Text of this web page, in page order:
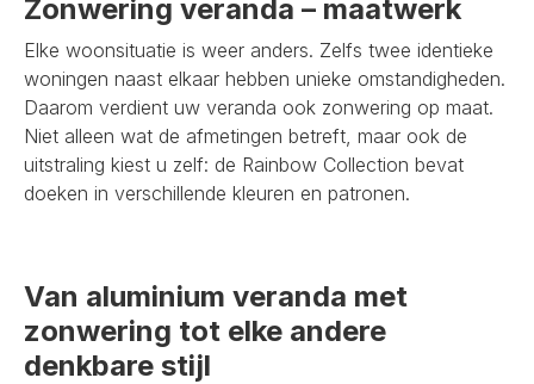
Zonwering veranda – maatwerk
Elke woonsituatie is weer anders. Zelfs twee identieke
woningen naast elkaar hebben unieke omstandigheden.
Daarom verdient uw veranda ook zonwering op maat.
Niet alleen wat de afmetingen betreft, maar ook de
uitstraling kiest u zelf: de Rainbow Collection bevat
doeken in verschillende kleuren en patronen.
Van aluminium veranda met
zonwering tot elke andere
denkbare stijl